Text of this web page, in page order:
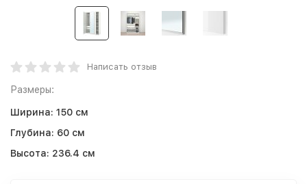
Написать отзыв
Размеры:
Ширина: 150 см
Глубина: 60 см
Высота: 236.4 см